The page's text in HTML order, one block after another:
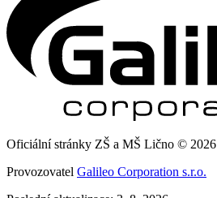
Oficiální stránky ZŠ a MŠ Lično © 2026
Provozovatel Galileo Corporation s.r.o.